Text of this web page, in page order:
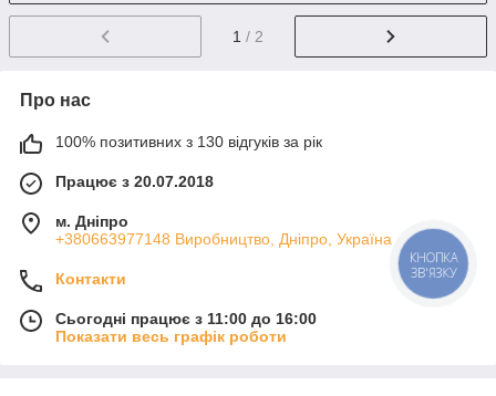
1 / 2
Про нас
100% позитивних з 130 відгуків за рік
Працює з 20.07.2018
м. Дніпро
+380663977148 Виробництво, Дніпро, Україна
Контакти
Сьогодні працює з 11:00 до 16:00
Показати весь графік роботи